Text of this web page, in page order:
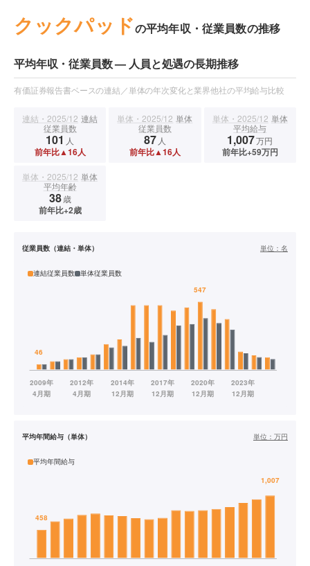
クックパッドの平均年収・従業員数の推移
平均年収・従業員数 — 人員と処遇の長期推移
有価証券報告書ベースの連結／単体の年次変化と業界他社の平均給与比較
連結・2025/12 連結
従業員数
101 人
前年比▲16人
単体・2025/12 単体
従業員数
87 人
前年比▲16人
単体・2025/12 単体
平均給与
1,007万円
前年比+59万円
単体・2025/12 単体
平均年齢
38歳
前年比+2歳
従業員数（連結・単体） 単位： 名
連結従業員数 単体従業員数
平均年間給与（単体） 単位： 万円
平均年間給与